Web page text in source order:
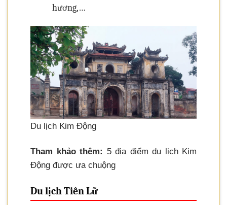
hương,…
Du lịch Kim Động
Tham khảo thêm: 5 địa điểm du lịch Kim
Động được ưa chuộng
Du lịch Tiên Lữ